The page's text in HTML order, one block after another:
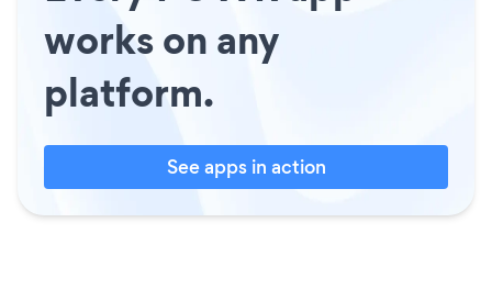
works on any
platform.
See apps in action